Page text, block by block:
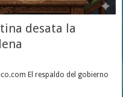
desata la
El respaldo del gobierno